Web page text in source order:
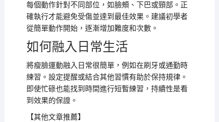
每個動作針對不同部位，如臉頰、下巴或頸部。正
確執行才能避免受傷並達到最佳效果。建議初學者
從簡單動作開始，逐漸增加難度和次數。
如何融入日常生活
將瘦臉運動融入日常很簡單，例如在刷牙或通勤時
練習。設定提醒或結合其他習慣有助於保持規律。
即使忙碌也能找到時間進行短暫練習，持續性是看
到效果的保證。
【其他文章推薦】